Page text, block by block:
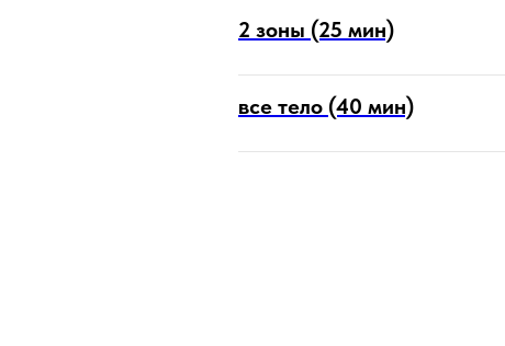
2 зоны (25 мин)
все тело (40 мин)